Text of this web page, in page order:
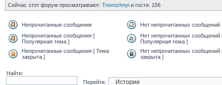
Сейчас этот форум просматривают: Trevozhnyiи гости: 156
Непрочитанные сообщения
Нет непрочитанных сообщений
Непрочитанные сообщения [
Популярная тема ]
Нет непрочитанных сообщений
Популярная тема ]
Непрочитанные сообщения [ Тема
закрыта ]
Нет непрочитанных сообщений
закрыта ]
Найти:
Перейти: